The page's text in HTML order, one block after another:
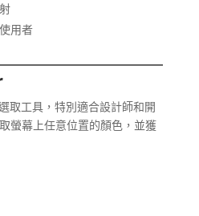
用者
取工具，特別適合設計師和開
螢幕上任意位置的顏色，並獲